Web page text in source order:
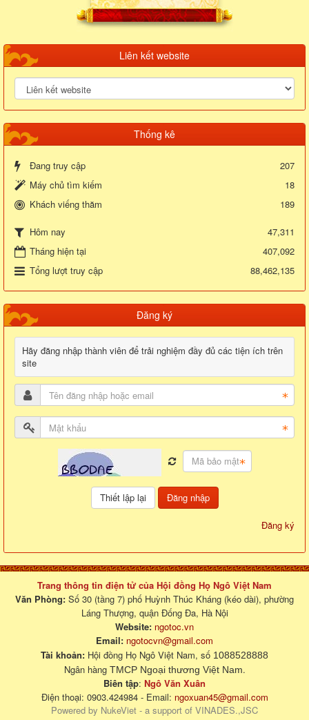
Liên kết website
Thống kê
Đang truy cập
207
Máy chủ tìm kiếm
18
Khách viếng thăm
189
Hôm nay
47,311
Tháng hiện tại
407,092
Tổng lượt truy cập
88,462,135
Đăng ký
Hãy đăng nhập thành viên để trải nghiệm đầy đủ các tiện ích trên
site
Đăng nhập
Đăng ký
Trang thông tin điện tử của Hội đồng Họ Ngô Việt Nam
Văn Phòng: Số 30 (tầng 7) phố Huỳnh Thúc Kháng (kéo dài), phường
Láng Thượng, quận Đống Đa, Hà Nội
Website: ngotoc.vn
Email: ngotocvn@gmail.com
Tài khoản: Hội đồng Họ Ngô Việt Nam, số 1088528888
Ngân hàng TMCP Ngoại thương Việt Nam.
Biên tập: Ngô Văn Xuân
Điện thoại: 0903.424984 - Email: ngoxuan45@gmail.com
Powered by NukeViet - a support of VINADES.,JSC